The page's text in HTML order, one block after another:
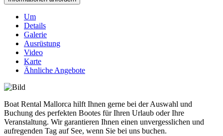
Um
Details
Galerie
Ausrüstung
Video
Karte
Ähnliche Angebote
Boat Rental Mallorca hilft Ihnen gerne bei der Auswahl und
Buchung des perfekten Bootes für Ihren Urlaub oder Ihre
Veranstaltung. Wir garantieren Ihnen einen unvergesslichen und
aufregenden Tag auf See, wenn Sie bei uns buchen.